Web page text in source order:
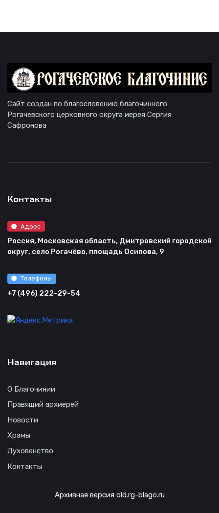
Сайт создан по благословению благочинного
Рогачевского церковного округа иерея Сергия
Сафронова
Контакты
Адрес
Россия, Московская область, Дмитровский городской
округ, село Рогачёво, площадь Осипова, 9
Телефоны
+7 (496) 222-29-54
Навигация
О Благочинии
Правящий архиерей
Новости
Храмы
Духовенство
Контакты
Архивная версия old.rg-blago.ru